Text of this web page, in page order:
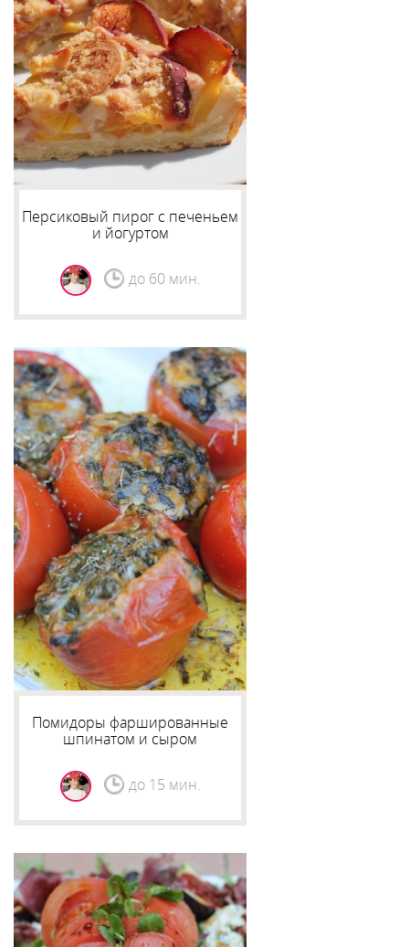
Персиковый пирог с печеньем
и йогуртом
до 60 мин.
Помидоры фаршированные
шпинатом и сыром
до 15 мин.